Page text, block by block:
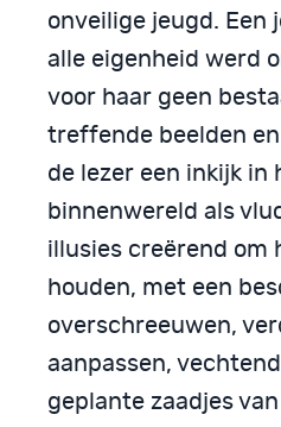
onveilige jeugd. Een
alle eigenheid werd
voor haar geen
treffende beelden
de lezer een inkijk in
binnenwereld als
illusies creërend om
houden, met een
overschreeuwen,
aanpassen,
geplante zaadjes